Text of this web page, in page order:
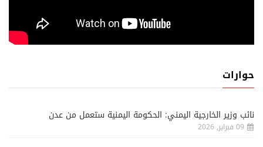
حوارات
نائب وزير الخارجية اليمني: الحكومة اليمنية ستعمل من عدن
09 فبراير, 2026